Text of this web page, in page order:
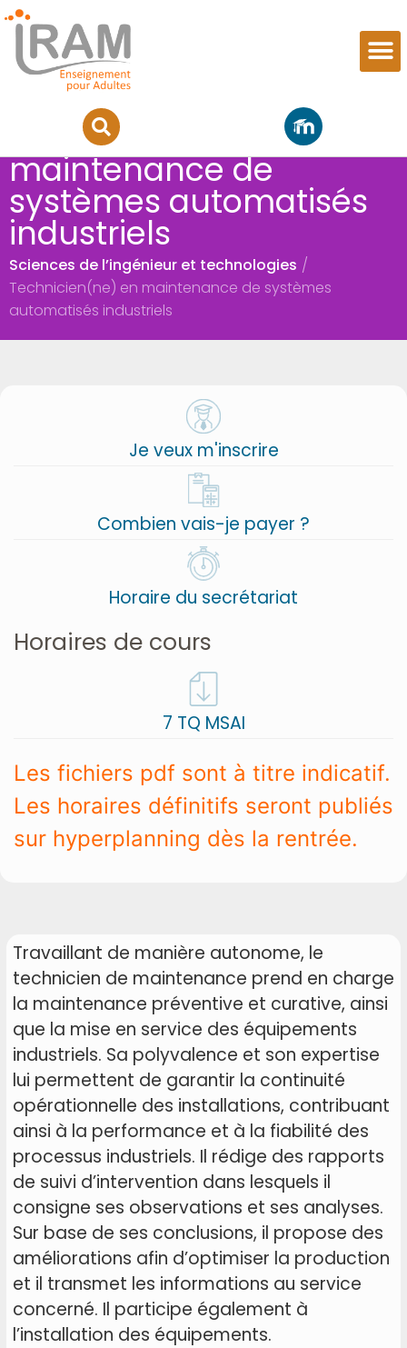
Technicien(ne) en
maintenance de
systèmes automatisés
industriels
Sciences de l’ingénieur et technologies /
Technicien(ne) en maintenance de systèmes
automatisés industriels
Travaillant de manière autonome, le
technicien de maintenance prend en charge
la maintenance préventive et curative, ainsi
que la mise en service des équipements
industriels. Sa polyvalence et son expertise
lui permettent de garantir la continuité
opérationnelle des installations, contribuant
ainsi à la performance et à la fiabilité des
processus industriels. Il rédige des rapports
de suivi d’intervention dans lesquels il
consigne ses observations et ses analyses.
Sur base de ses conclusions, il propose des
améliorations afin d’optimiser la production
et il transmet les informations au service
concerné. Il participe également à
l’installation des équipements.
Je veux m'inscrire
Combien vais-je payer ?
Horaire du secrétariat
Horaires de cours
7 TQ MSAI
Les fichiers pdf sont à titre indicatif.
Les horaires définitifs seront publiés
sur hyperplanning dès la rentrée.